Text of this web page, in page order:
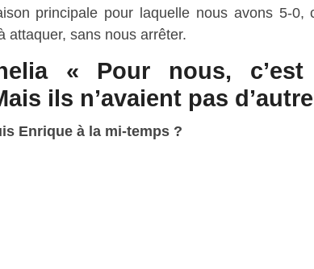
principale pour laquelle nous avons 5-0,
attaquer, sans nous arrêter.
« Pour nous,
ils n’avaient pas
Enrique à la mi-temps ?